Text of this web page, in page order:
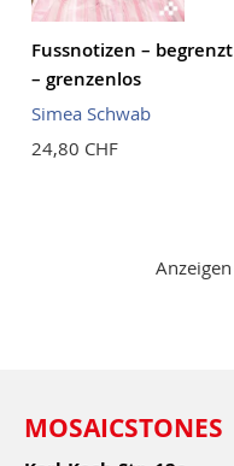
Fussnotizen – begrenzt
– grenzenlos
Simea Schwab
24,80 CHF
Anzeigen
MOSAICSTONES